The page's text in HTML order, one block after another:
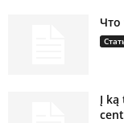
Что
Į ką